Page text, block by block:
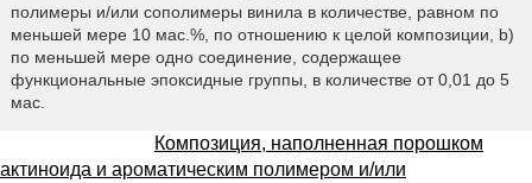
полимеры и/или сополимеры винила в количестве, равном по
меньшей мере 10 мас.%, по отношению к целой композиции, b)
по меньшей мере одно соединение, содержащее
функциональные эпоксидные группы, в количестве от 0,01 до 5
мас.
Композиция, наполненная порошком
актиноида и ароматическим полимером и/или